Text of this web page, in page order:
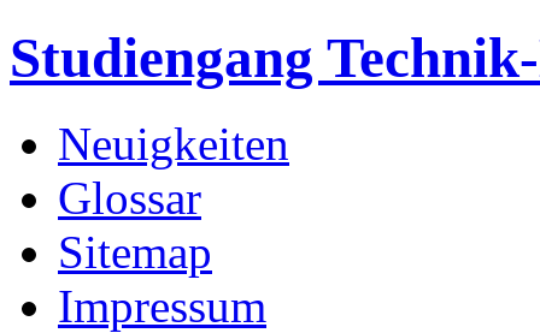
Studiengang
Neuigkeiten
Glossar
Sitemap
Impressum